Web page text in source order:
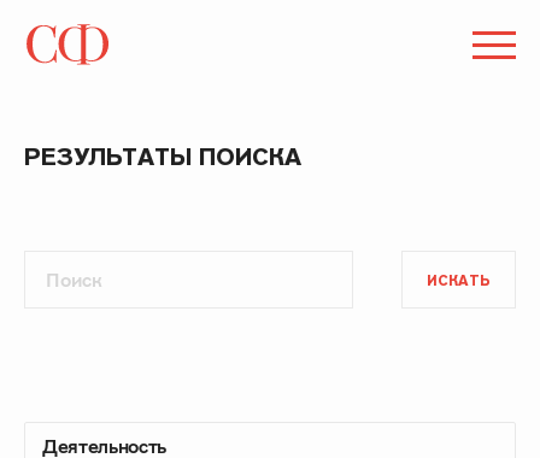
РЕЗУЛЬТАТЫ ПОИСКА
ИСКАТЬ